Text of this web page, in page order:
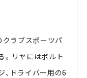
クラブスポーツパ
。リヤにはボルト
、ドライバー用の6